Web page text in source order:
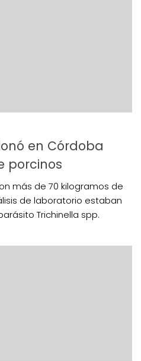
en Córdoba
porcinos
más de 70 kilogramos de
de laboratorio estaban
Trichinella spp.